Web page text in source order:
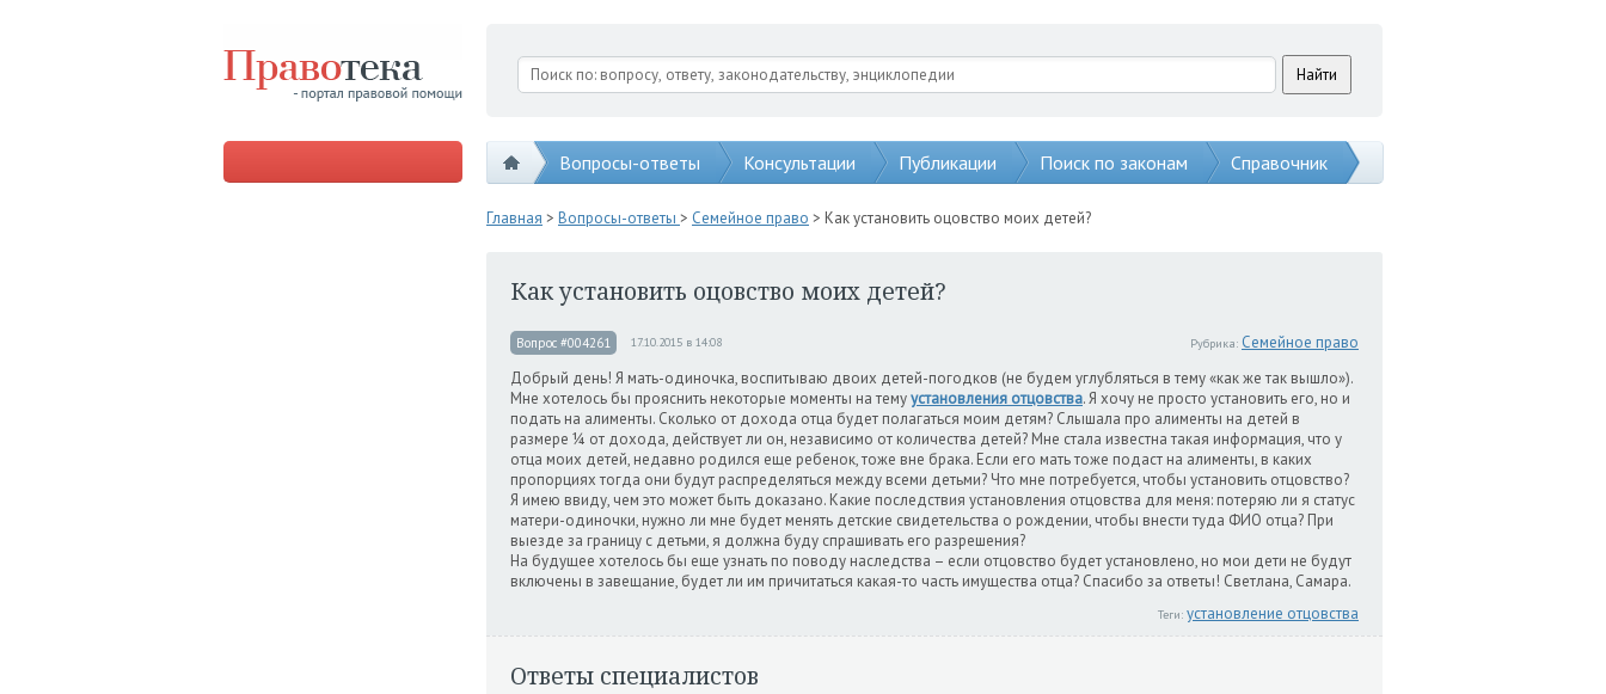
Вопросы-ответы Консультации Публикации Поиск по законам Справочник
Главная > Вопросы-ответы > Семейное право > Как установить оцовство моих детей?
Как установить оцовство моих детей?
Вопрос #004261 17.10.2015 в 14:08 Рубрика: Семейное право
Добрый день! Я мать-одиночка, воспитываю двоих детей-погодков (не будем углубляться в тему «как же так вышло»).
Мне хотелось бы прояснить некоторые моменты на темуустановления отцовства. Я хочу не просто установить его, но и
подать на алименты. Сколько от дохода отца будет полагаться моим детям? Слышала про алименты на детей в
размере ¼ от дохода, действует ли он, независимо от количества детей? Мне стала известна такая информация, что у
отца моих детей, недавно родился еще ребенок, тоже вне брака. Если его мать тоже подаст на алименты, в каких
пропорциях тогда они будут распределяться между всеми детьми? Что мне потребуется, чтобы установить отцовство?
Я имею ввиду, чем это может быть доказано. Какие последствия установления отцовства для меня: потеряю ли я статус
матери-одиночки, нужно ли мне будет менять детские свидетельства о рождении, чтобы внести туда ФИО отца? При
выезде за границу с детьми, я должна буду спрашивать его разрешения?
На будущее хотелось бы еще узнать по поводу наследства – если отцовство будет установлено, но мои дети не будут
включены в завещание, будет ли им причитаться какая-то часть имущества отца? Спасибо за ответы! Светлана, Самара.
Теги: установление отцовства
Ответы специалистов